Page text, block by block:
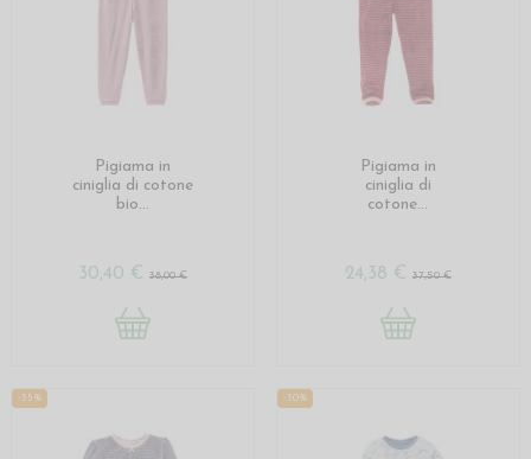
Pigiama in
ciniglia di cotone
bio...
30,40 €38,00 €
Pigiama in
ciniglia di
cotone...
24,38 € 37,50 €
-35% -30%